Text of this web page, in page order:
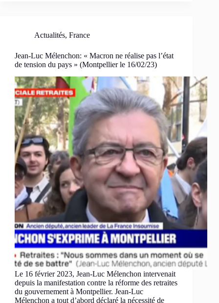
Actualités, France
Jean-Luc Mélenchon: « Macron ne réalise pas l’état
de tension du pays » (Montpellier le 16/02/23)
Le 16 février 2023, Jean-Luc Mélenchon intervenait
depuis la manifestation contre la réforme des retraites
du gouvernement à Montpellier. Jean-Luc
Mélenchon a tout d’abord déclaré la nécessité de